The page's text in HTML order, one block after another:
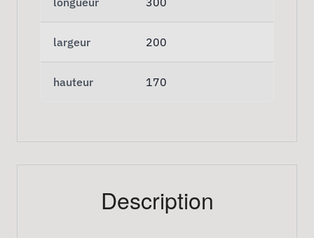
largeur 200
hauteur 170
Description